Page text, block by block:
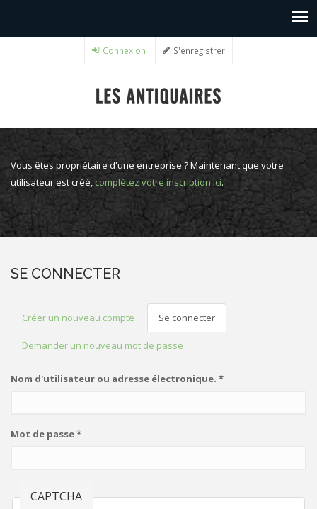
Connexion S'enregistrer
Vous êtes propriétaire d'une entreprise ? Maintenant que votre
utilisateur est créé, complétez votre inscription ici.
SE CONNECTER
ONGLETS PRINCIPAUX
Créer un nouveau compte Se connecter
Demander un nouveau mot de passe
Nom d'utilisateur ou adresse électronique. *
Mot de passe*
CAPTCHA